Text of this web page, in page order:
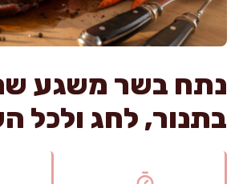
נתח בשר משגע
בתנור, לחג ולכל